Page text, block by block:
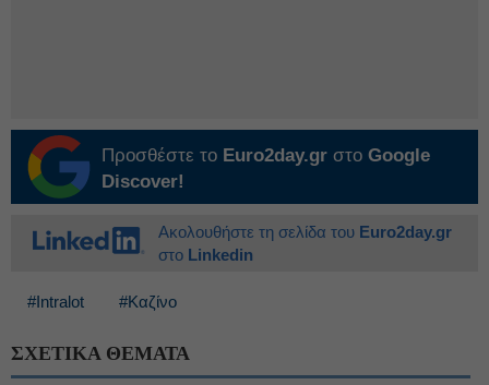
Προσθέστε το Euro2day.gr στο Google
Discover!
Ακολουθήστε τη σελίδα του Euro2day.gr
στο Linkedin
#Intralot #Καζίνο
ΣΧΕΤΙΚΑ ΘΕΜΑΤΑ